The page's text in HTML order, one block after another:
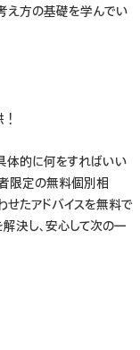
え方の基礎を学んでい
体的に何をすればいい
限定の無料個別相
たアドバイスを無料で
決し、安心して次の一